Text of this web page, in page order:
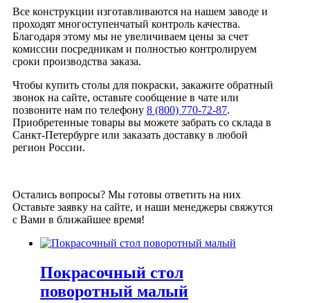
Все конструкции изготавливаются на нашем заводе и
проходят многоступенчатый контроль качества.
Благодаря этому мы не увеличиваем цены за счет
комиссии посредникам и полностью контролируем
сроки производства заказа.
Чтобы купить столы для покраски, закажите обратный
звонок на сайте, оставьте сообщение в чате или
позвоните нам по телефону 8 (800) 770-72-87.
Приобретенные товары вы можете забрать со склада в
Санкт-Петербурге или заказать доставку в любой
регион России.
Остались вопросы? Мы готовы ответить на них
Оставьте заявку на сайте, и наши менеджеры свяжутся
с Вами в ближайшее время!
Покрасочный стол
поворотный малый